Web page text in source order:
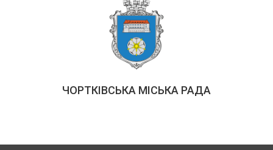
ЧОРТКІВСЬКА МІСЬКА РАДА